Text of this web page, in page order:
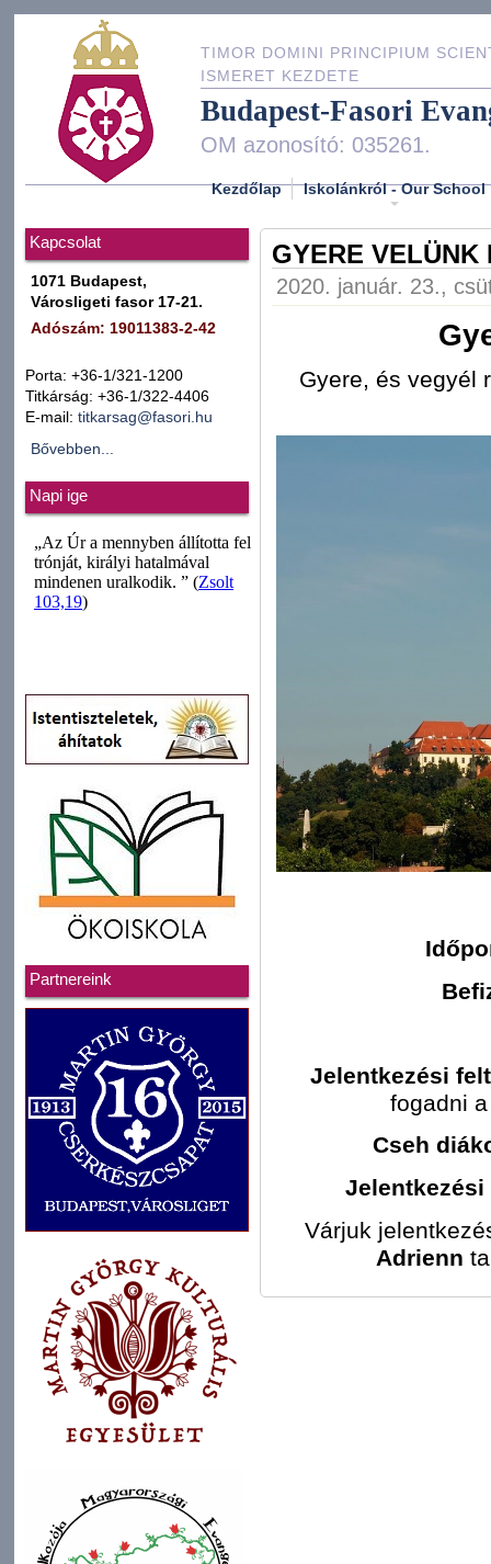
TIMOR DOMINI PRINCIPIUM
ISMERET KEZDETE
Budapest-Fasori
OM azonosító: 035261.
Kezdőlap Iskolánkról - Our School
Kapcsolat
1071 Budapest,
Városligeti fasor 17-21.
Adószám: 19011383-2-42
Porta: +36-1/321-1200
Titkárság: +36-1/322-4406
E-mail: titkarsag@fasori.hu
Bővebben...
Napi ige
Partnereink
GYERE VELÜNK
2020. január. 23.,
Gyere, és vegyél
Jelentkezési
fogadni
Cseh
Jelentkezési
Várjuk
Adrienn